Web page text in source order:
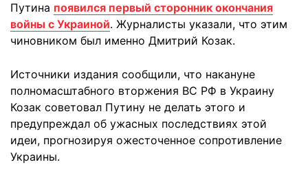
Путина появился первый сторонник окончания
войны с Украиной. Журналисты указали, что этим
чиновником был именно Дмитрий Козак.
Источники издания сообщили, что накануне
полномасштабного вторжения ВС РФ в Украину
Козак советовал Путину не делать этого и
предупреждал об ужасных последствиях этой
идеи, прогнозируя ожесточенное сопротивление
Украины.